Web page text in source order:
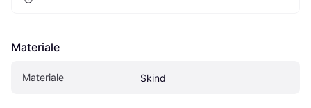
Materiale
Materiale Skind